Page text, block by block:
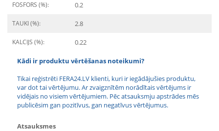
FOSFORS (%): 0.2
TAUKI (%): 2.8
KALCIJS (%): 0.22
Kādi ir produktu vērtēšanas noteikumi?
Tikai reģistrēti FERA24.LV klienti, kuri ir iegādājušies produktu,
var dot tai vērtējumu. Ar zvaigznītēm norādītais vērtējums ir
vidējais no visiem vērtējumiem. Pēc atsauksmju apstrādes mēs
publicēsim gan pozitīvus, gan negatīvus vērtējumus.
Atsauksmes